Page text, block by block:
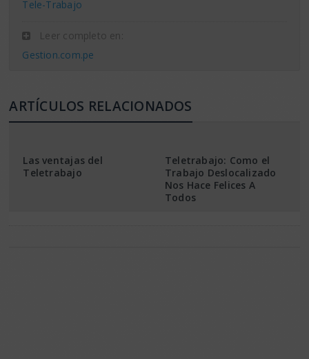
Tele-Trabajo
Leer completo en:
Gestion.com.pe
ARTÍCULOS RELACIONADOS
Las ventajas del
Teletrabajo
Teletrabajo: Como el
Trabajo Deslocalizado
Nos Hace Felices A
Todos